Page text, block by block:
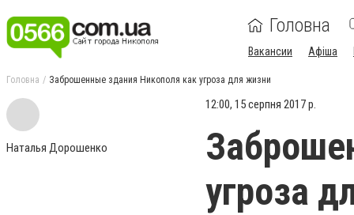
Головна
Вакансии Афіша
Головна Заброшенные здания Никополя как угроза для жизни
Наталья Дорошенко
12:00, 15 серпня 2017 р.
угроза